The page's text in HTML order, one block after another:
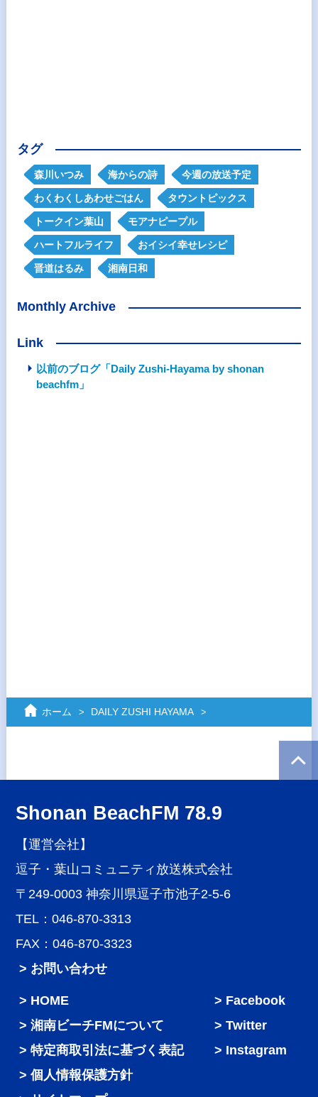
タグ
森川いつみ 海からの詩 今週の放送予定
わくわくしあわせごはん タウントピックス
トークイン葉山 モアナピープル
ハートフルライフ おイシイ幸せレシピ
晋道はるみ 湘南日和
Monthly Archive
Link
以前のブログ「Daily Zushi-Hayama by shonan
beachfm」
ホーム DAILY ZUSHI HAYAMA
Shonan BeachFM 78.9
【運営会社】
逗子・葉山コミュニティ放送株式会社
〒249-0003 神奈川県逗子市池子2-5-6
TEL：046-870-3313
FAX：046-870-3323
> お問い合わせ
HOME
湘南ビーチFMについて
特定商取引法に基づく表記
個人情報保護方針
Facebook
Twitter
Instagram